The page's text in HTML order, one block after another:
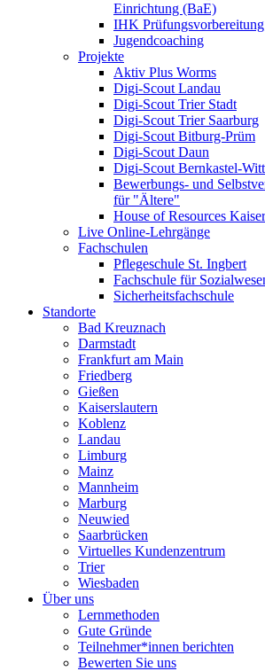
Einrichtung (BaE)
IHK
Jugendcoaching
Projekte
Aktiv Plus Worms
Digi-Scout Landau
Digi-Scout Trier Stadt
Digi-Scout Trier Saarburg
Digi-Scout Bitburg-Prüm
Digi-Scout Daun
Digi-Scout Bernkastel-
Bewerbungs- und
für "Ältere"
House of Resources
Live Online-Lehrgänge
Fachschulen
Pflegeschule St. Ingbert
Fachschule für
Sicherheitsfachschule
Standorte
Bad Kreuznach
Darmstadt
Frankfurt am Main
Friedberg
Gießen
Kaiserslautern
Koblenz
Landau
Limburg
Mainz
Mannheim
Marburg
Neuwied
Saarbrücken
Virtuelles Kundenzentrum
Trier
Wiesbaden
Über uns
Lernmethoden
Gute Gründe
Teilnehmer*innen berichten
Bewerten Sie uns